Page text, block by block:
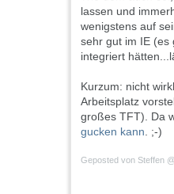
lassen und
wenigstens auf
sehr gut im IE (es
integriert
Kurzum: nicht
Arbeitsplatz
großes TFT). Da
gucken kann. ;-)
Geposted von Steffen @